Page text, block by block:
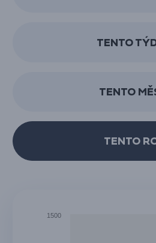
TENTO
TENTO
TENTO
1500